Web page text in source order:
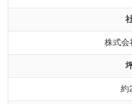
株式会
約